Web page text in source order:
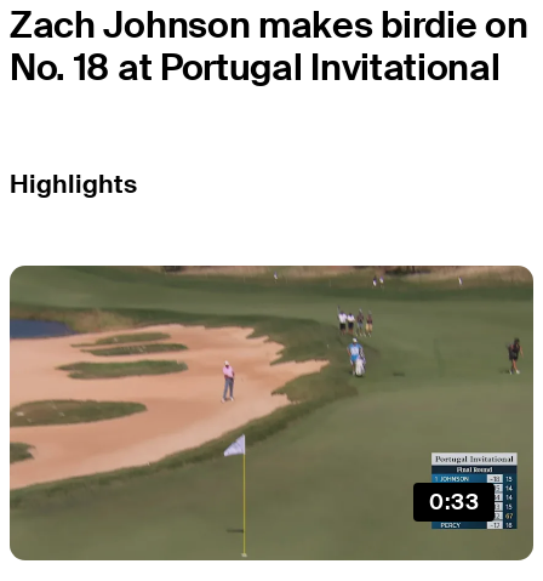
Zach Johnson makes birdie on
No. 18 at Portugal Invitational
Highlights
0:33